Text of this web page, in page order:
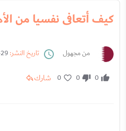
كيف أتعافى نفسيا من
من مجهول تاريخ النشر:
0
0
0 شارك